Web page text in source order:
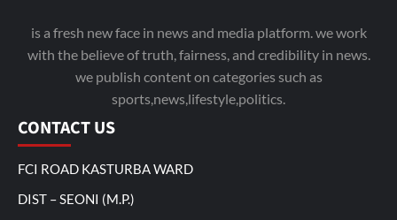
is a fresh new face in news and media platform. we work
with the believe of truth, fairness, and credibility in news.
we publish content on categories such as
sports,news,lifestyle,politics.
CONTACT US
FCI ROAD KASTURBA WARD
DIST – SEONI (M.P.)